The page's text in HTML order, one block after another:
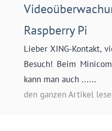
Raspberry Pi
Lieber XING-Kontakt,
Besuch! Beim
kann man auch ......
den ganzen Artikel